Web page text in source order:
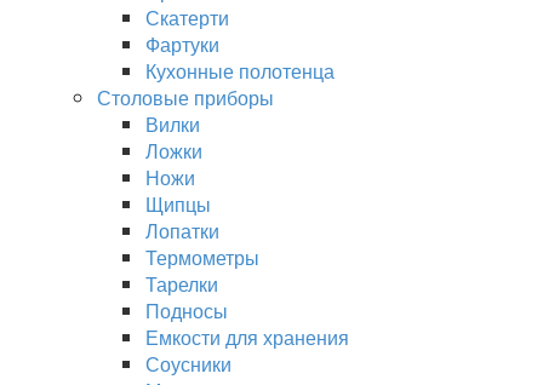
Скатерти
Фартуки
Кухонные полотенца
Столовые приборы
Вилки
Ложки
Ножи
Щипцы
Лопатки
Термометры
Тарелки
Подносы
Емкости для хранения
Соусники